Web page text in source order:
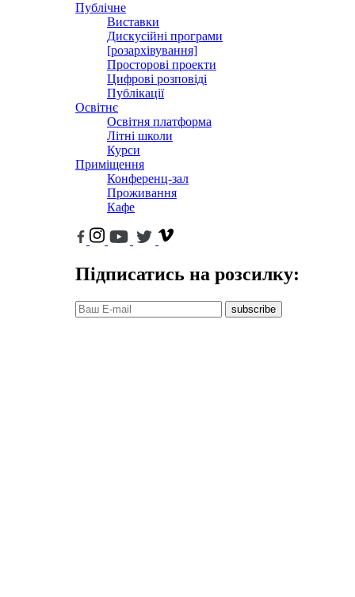
Публічне
Виставки
Дискусійні програми
[розархівування]
Просторові проекти
Цифрові розповіді
Публікації
Освітнє
Освітня платформа
Літні школи
Курси
Приміщення
Конференц-зал
Проживання
Кафе
Підписатись на розсилку:
subscribe